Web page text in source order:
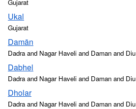
Gujarat
Ukal
Gujarat
Damān
Dadra and Nagar Haveli and Daman and Diu
Dabhel
Dadra and Nagar Haveli and Daman and Diu
Dholar
Dadra and Nagar Haveli and Daman and Diu